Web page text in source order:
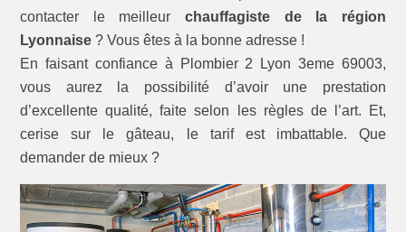
contacter le meilleur chauffagiste de la région
Lyonnaise ? Vous êtes à la bonne adresse !
En faisant confiance à Plombier 2 Lyon 3eme 69003,
vous aurez la possibilité d’avoir une prestation
d’excellente qualité, faite selon les règles de l’art. Et,
cerise sur le gâteau, le tarif est imbattable. Que
demander de mieux ?